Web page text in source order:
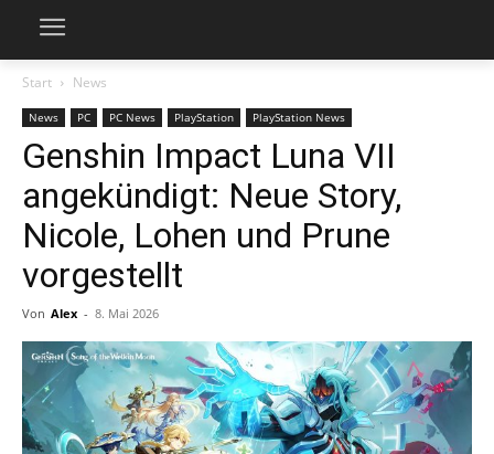
Start News
News PC PC News PlayStation PlayStation News
Genshin Impact Luna VII
angekündigt: Neue Story,
Nicole, Lohen und Prune
vorgestellt
Von Alex - 8. Mai 2026